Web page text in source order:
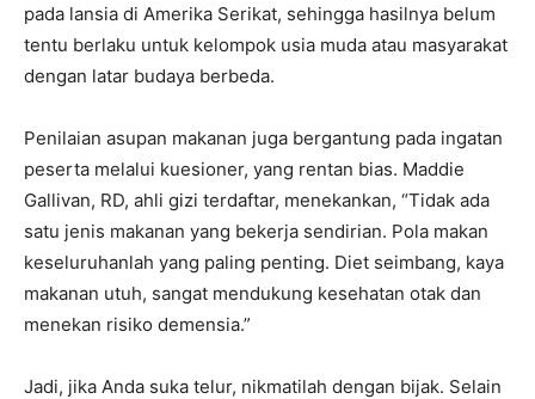
pada lansia di Amerika Serikat, sehingga hasilnya belum
tentu berlaku untuk kelompok usia muda atau masyarakat
dengan latar budaya berbeda.
Penilaian asupan makanan juga bergantung pada ingatan
peserta melalui kuesioner, yang rentan bias. Maddie
Gallivan, RD, ahli gizi terdaftar, menekankan, “Tidak ada
satu jenis makanan yang bekerja sendirian. Pola makan
keseluruhanlah yang paling penting. Diet seimbang, kaya
makanan utuh, sangat mendukung kesehatan otak dan
menekan risiko demensia.”
Jadi, jika Anda suka telur, nikmatilah dengan bijak. Selain